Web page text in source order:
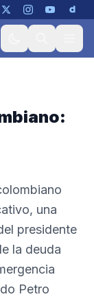
una
presidente
la deuda
Petro